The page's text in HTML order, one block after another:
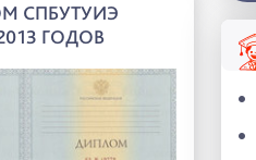
СПБУТУИЭ
ГОДОВ